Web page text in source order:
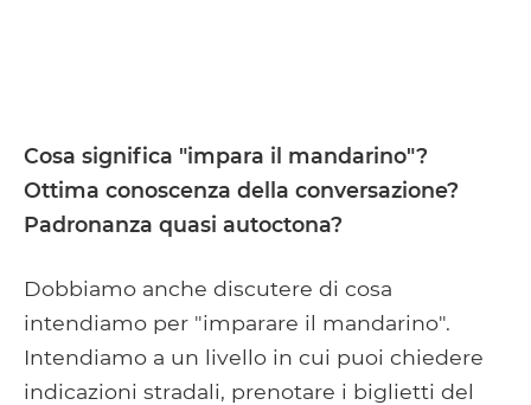
Cosa significa "impara il mandarino"?
Ottima conoscenza della conversazione?
Padronanza quasi autoctona?
Dobbiamo anche discutere di cosa
intendiamo per "imparare il mandarino".
Intendiamo a un livello in cui puoi chiedere
indicazioni stradali, prenotare i biglietti del